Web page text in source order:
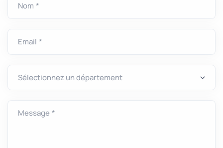
Nom *
Email *
Message *